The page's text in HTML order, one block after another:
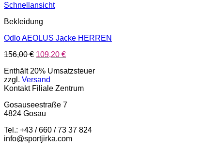
Schnellansicht
Bekleidung
Odlo AEOLUS Jacke HERREN
156,00€ Ursprünglicher
war:
156,00 €
109,20 €Aktueller
ist:
Enthält 20% Umsatzsteuer
zzgl. Versand
Kontakt Filiale Zentrum
Gosauseestraße 7
4824 Gosau
Tel.: +43 / 660 / 73 37 824
info@sportjirka.com